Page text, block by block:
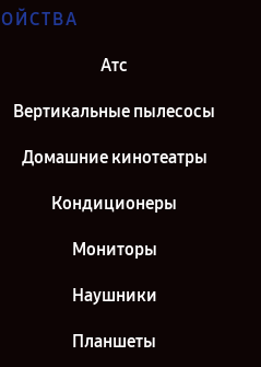
Атс
Вертикальные пылесосы
Домашние кинотеатры
Кондиционеры
Мониторы
Наушники
Планшеты